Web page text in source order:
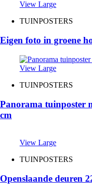
View Large
TUINPOSTERS
Eigen foto in groene
View Large
TUINPOSTERS
Panorama tuinposter
cm
View Large
TUINPOSTERS
Openslaande deuren